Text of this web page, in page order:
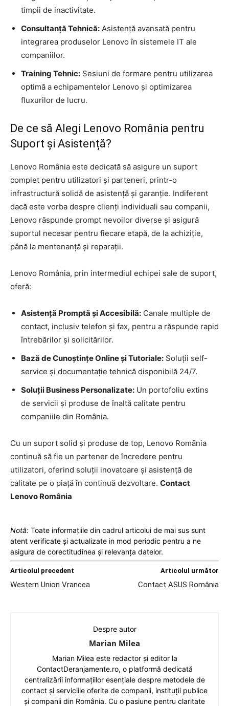
timpii de inactivitate.
Consultanță Tehnică: Asistență avansată pentru
integrarea produselor Lenovo în sistemele IT ale
companiilor.
Training Tehnic: Sesiuni de formare pentru utilizarea
optimă a echipamentelor Lenovo și optimizarea
fluxurilor de lucru.
De ce să Alegi Lenovo România pentru
Suport și Asistență?
Lenovo România este dedicată să asigure un suport
complet pentru utilizatori și parteneri, printr-o
infrastructură solidă de asistență și garanție. Indiferent
dacă este vorba despre clienți individuali sau companii,
Lenovo răspunde prompt nevoilor diverse și asigură
suportul necesar pentru fiecare etapă, de la achiziție,
până la mentenanță și reparații.
Lenovo România, prin intermediul echipei sale de suport,
oferă:
Asistență Promptă și Accesibilă: Canale multiple de
contact, inclusiv telefon și fax, pentru a răspunde rapid
întrebărilor și solicitărilor.
Bază de Cunoștințe Online și Tutoriale: Soluții self-
service și documentație tehnică disponibilă 24/7.
Soluții Business Personalizate: Un portofoliu extins
de servicii și produse de înaltă calitate pentru
companiile din România.
Cu un suport solid și produse de top, Lenovo România
continuă să fie un partener de încredere pentru
utilizatori, oferind soluții inovatoare și asistență de
calitate pe o piață în continuă dezvoltare. Contact
Lenovo România
Notă: Toate informațiile din cadrul articolui de mai sus sunt
atent verificate și actualizate in mod periodic pentru a ne
asigura de corectitudinea și relevanța datelor.
Articolul precedent
Western Union Vrancea
Articolul următor
Contact ASUS România
Despre autor
Marian Milea
Marian Milea este redactor și editor la
ContactDeranjamente.ro, o platformă dedicată
centralizării informațiilor esențiale despre metodele de
contact și serviciile oferite de companii, instituții publice
și companii din România. Cu o pasiune pentru claritate